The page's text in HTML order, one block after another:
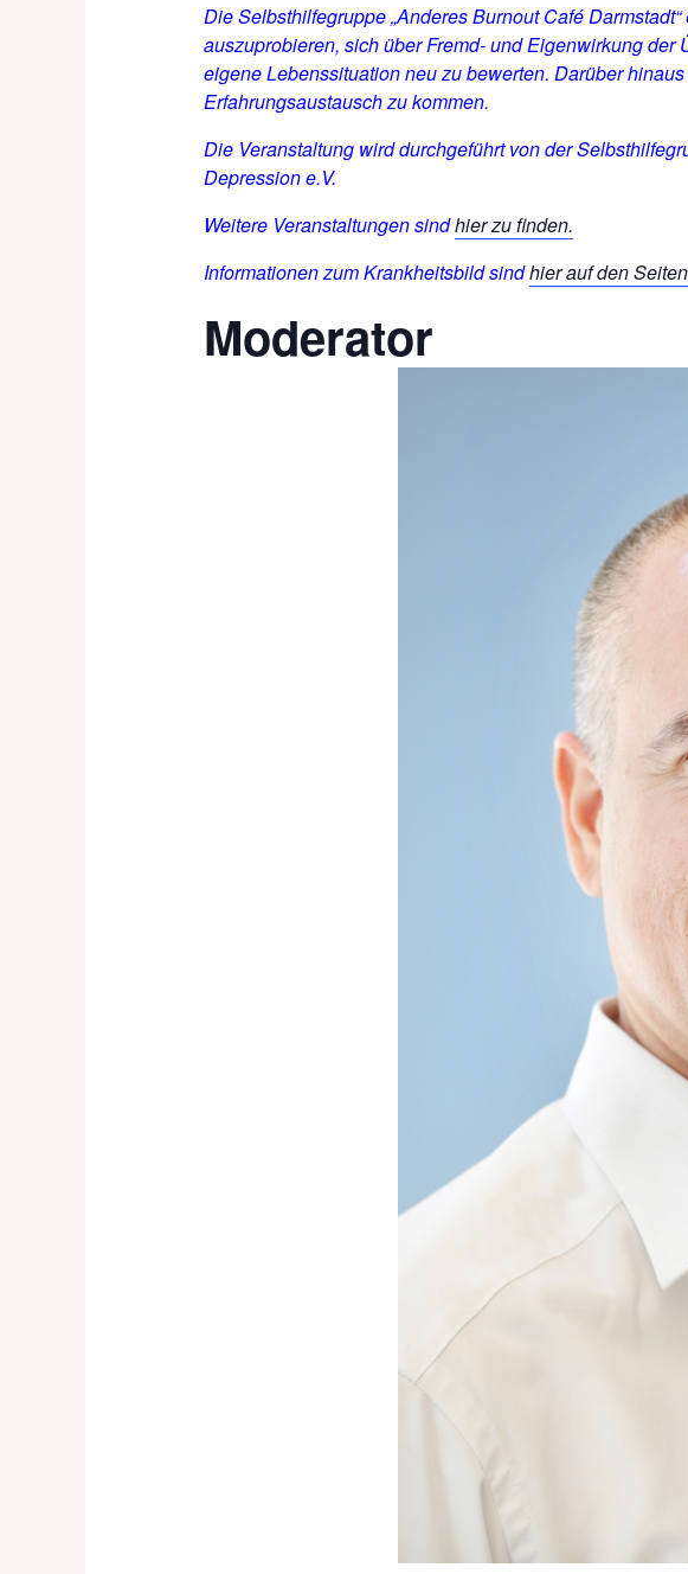
Die Selbsthilfegruppe „Anderes Burnout CaféDarmstadt
auszuprobieren, sich über Fremd- und Eigenwirkung
eigene Lebenssituation neu zu bewerten. Darüber
Erfahrungsaustausch zu kommen.
Die Veranstaltung wird durchgeführt von der
Depression e.V.
Weitere Veranstaltungen sindhier zu finden.
Informationen zum Krankheitsbild sindhier auf den
Moderator